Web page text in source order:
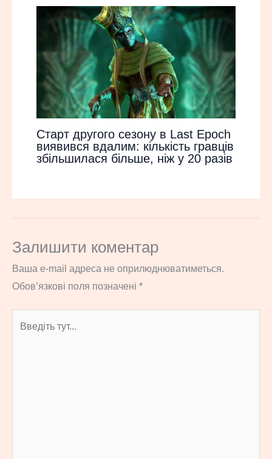
Старт другого сезону в Last Epoch
виявився вдалим: кількість гравців
збільшилася більше, ніж у 20 разів
Залишити коментар
Ваша e-mail адреса не оприлюднюватиметься.
Обов’язкові поля позначені *